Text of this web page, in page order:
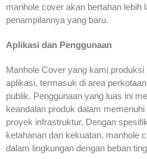
manhole cover akan bertahan lebih
penampilannya yang baru.
Aplikasi dan Penggunaan
Manhole Cover yang kami
aplikasi, termasuk di area
publik. Penggunaan yang luas ini
keandalan produk dalam
proyek infrastruktur. Dengan
ketahanan dan kekuatan, manhole
dalam lingkungan dengan beban